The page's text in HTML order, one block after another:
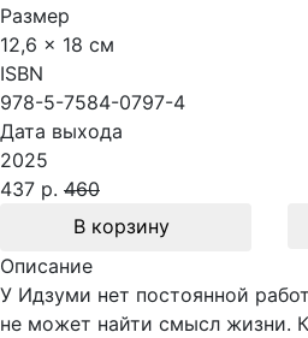
Размер
12,6 x 18 см
ISBN
978-5-7584-0797-4
Дата выхода
2025
437 р. 460
В корзину
Описание
У Идзуми нет постоянной
не может найти смысл жизни.